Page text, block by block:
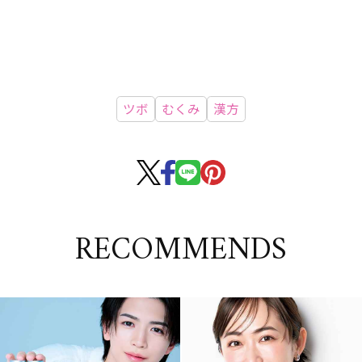
ツボ むくみ 漢方
RECOMMENDS